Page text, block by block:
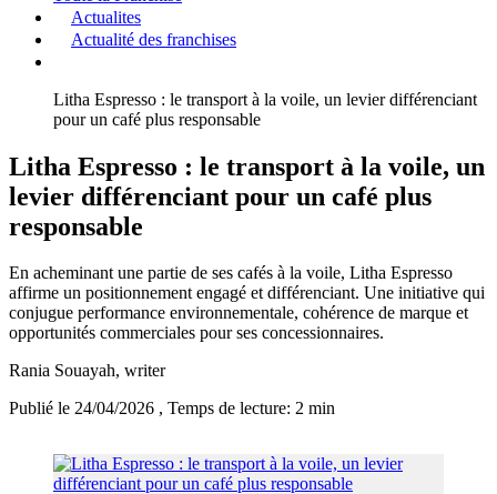
Actualites
Actualité des franchises
Litha Espresso : le transport à la voile, un levier différenciant
pour un café plus responsable
Litha Espresso : le transport à la voile, un
levier différenciant pour un café plus
responsable
En acheminant une partie de ses cafés à la voile, Litha Espresso
affirme un positionnement engagé et différenciant. Une initiative qui
conjugue performance environnementale, cohérence de marque et
opportunités commerciales pour ses concessionnaires.
Rania Souayah, writer
Publié le 24/04/2026 , Temps de lecture: 2 min